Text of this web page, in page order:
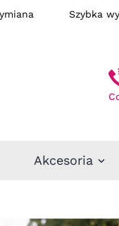
wymiana Szybka
Akcesoria